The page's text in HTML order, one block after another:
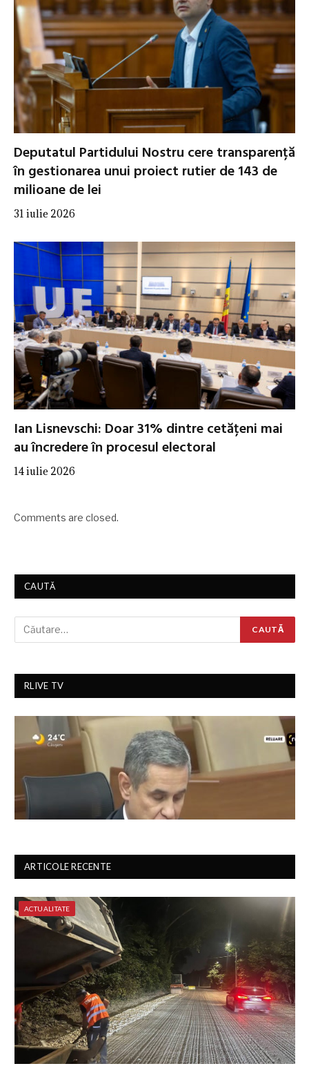
Deputatul Partidului Nostru cere transparență
în gestionarea unui proiect rutier de 143 de
milioane de lei
31 iulie 2026
Ian Lisnevschi: Doar 31% dintre cetățeni mai
au încredere în procesul electoral
14 iulie 2026
Comments are closed.
CAUTĂ
RLIVE TV
ARTICOLE RECENTE
ACTUALITATE